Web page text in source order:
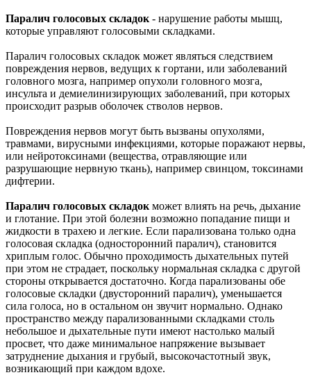
Паралич голосовых складок - нарушение работы мышц,
которые управляют голосовыми складками.
Паралич голосовых складок может являться следствием
повреждения нервов, ведущих к гортани, или заболеваний
головного мозга, например опухоли головного мозга,
инсульта и демиелинизирующих заболеваний, при которых
происходит разрыв оболочек стволов нервов.
Повреждения нервов могут быть вызваны опухолями,
травмами, вирусными инфекциями, которые поражают нервы,
или нейротоксинами (вещества, отравляющие или
разрушающие нервную ткань), например свинцом, токсинами
дифтерии.
Паралич голосовых складок может влиять на речь, дыхание
и глотание. При этой болезни возможно попадание пищи и
жидкости в трахею и легкие. Если парализована только одна
голосовая складка (односторонний паралич), становится
хриплым голос. Обычно проходимость дыхательных путей
при этом не страдает, поскольку нормальная складка с другой
стороны открывается достаточно. Когда парализованы обе
голосовые складки (двусторонний паралич), уменьшается
сила голоса, но в остальном он звучит нормально. Однако
пространство между парализованными складками столь
небольшое и дыхательные пути имеют настолько малый
просвет, что даже минимальное напряжение вызывает
затруднение дыхания и грубый, высокочастотный звук,
возникающий при каждом вдохе.